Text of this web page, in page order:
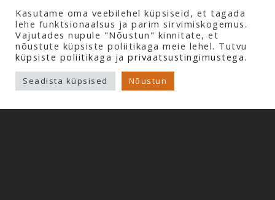
Copyright © 2026 Profline AS. Kõik õigused kaitstud.
Kasutame oma veebilehel küpsiseid, et tagada
lehe funktsionaalsus ja parim sirvimiskogemus.
Vajutades nupule "Nõustun" kinnitate, et
nõustute küpsiste poliitikaga meie lehel. Tutvu
küpsiste poliitikaga ja privaatsustingimustega.
Seadista küpsised Nõustun